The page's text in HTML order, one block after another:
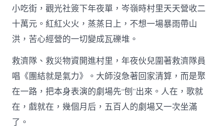
小吃街，觀光社簽下年夜單，岑嶺時村里天天營收二
十萬元。紅紅火火，蒸蒸日上，不想一場暴雨帶山
洪，苦心經營的一切變成瓦礫堆。
救濟隊、救災物資開進村里，年夜伙兒圍著救濟隊員
唱《團結就是氣力》。大師沒急著回家清算，而是聚
在一路，把本身表演的劇場先“刨”出來。人在，歌就
在，戲就在，幾個月后，五百人的劇場又一次坐滿
了。